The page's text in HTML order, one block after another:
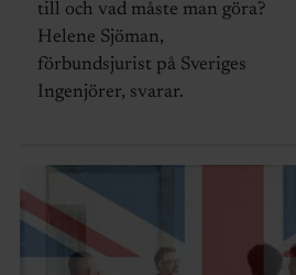
till och vad måste man göra?
Helene Sjöman,
förbundsjurist på Sveriges
Ingenjörer, svarar.